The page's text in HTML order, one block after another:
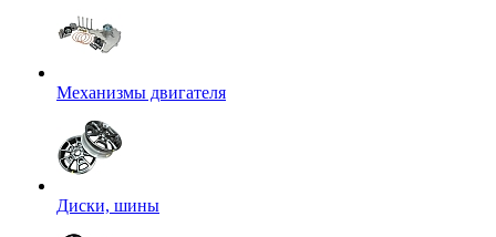
Механизмы двигателя
Диски, шины